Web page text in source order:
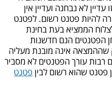
לא נבחנה ועדיין אין
להיות פטנט רשום. לפטנט
הממציא בעת בחינת
הפטנטים הנם חדשנות
שההמצאה אינה מובנת מעליה
עורך הפטנטים לא מסביר
פטנט שהוא רשום לבין פטנט